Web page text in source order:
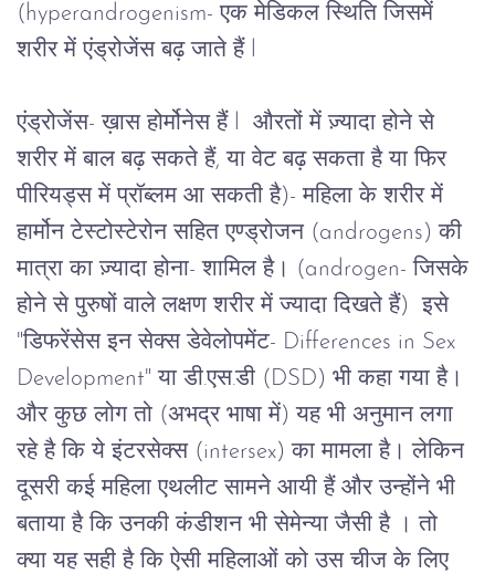
(hyperandrogenism- एक मेडिकल स्थिति जिसमें
शरीर में एंड्रोजेंस बढ़ जाते हैं l
एंड्रोजेंस- ख़ास होर्मोनेस हैं l  औरतों में ज़्यादा होने से
शरीर में बाल बढ़ सकते हैं, या वेट बढ़ सकता है या फिर
पीरियड्स में प्रॉब्लम आ सकती है)- महिला के शरीर में
हार्मोन टेस्टोस्टेरोन सहित एण्ड्रोजन (androgens) की
मात्रा का ज़्यादा होना- शामिल है। (androgen- जिसके
होने से पुरुषों वाले लक्षण शरीर में ज्यादा दिखते हैं) इसे
"डिफरेंसेस इन सेक्स डेवेलोपमेंट- Differences in Sex
Development" या डी.एस.डी (DSD) भी कहा गया है।
और कुछ लोग तो (अभद्र भाषा में) यह भी अनुमान लगा
रहे है कि ये इंटरसेक्स (intersex) का मामला है। लेकिन
दूसरी कई महिला एथलीट सामने आयी हैं और उन्होंने भी
बताया है कि उनकी कंडीशन भी सेमेन्या जैसी है । तो
क्या यह सही है कि ऐसी महिलाओं को उस चीज के लिए